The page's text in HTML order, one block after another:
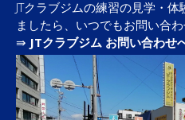
JTクラブジムの練習の見学・
ましたら、いつでもお問い合わ
⇛ JTクラブジム お問い合わせ